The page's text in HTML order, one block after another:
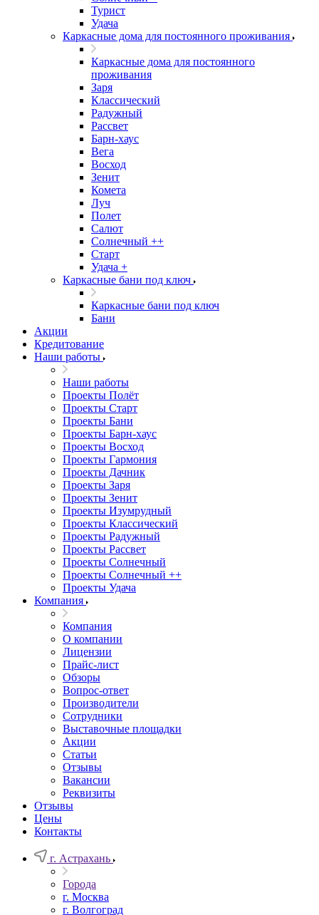
Турист
Удача
Каркасные дома для постоянного проживания
Каркасные дома для постоянного
проживания
Заря
Классический
Радужный
Рассвет
Барн-хаус
Вега
Восход
Зенит
Комета
Луч
Полет
Салют
Солнечный ++
Старт
Удача +
Каркасные бани под ключ
Каркасные бани под ключ
Бани
Акции
Кредитование
Наши работы
Наши работы
Проекты Полёт
Проекты Старт
Проекты Бани
Проекты Барн-хаус
Проекты Восход
Проекты Гармония
Проекты Дачник
Проекты Заря
Проекты Зенит
Проекты Изумрудный
Проекты Классический
Проекты Радужный
Проекты Рассвет
Проекты Солнечный
Проекты Солнечный ++
Проекты Удача
Компания
Компания
О компании
Лицензии
Прайс-лист
Обзоры
Вопрос-ответ
Производители
Сотрудники
Выставочные площадки
Акции
Статьи
Отзывы
Вакансии
Реквизиты
Отзывы
Цены
Контакты
г. Астрахань
Города
г. Москва
г. Волгоград